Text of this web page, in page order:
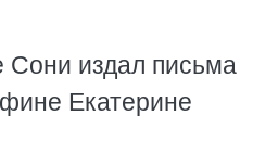
Сони издал письма
Екатерине